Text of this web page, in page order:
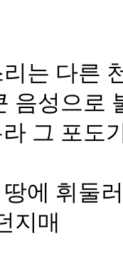
리는 다른
음성으로
그 포도
땅에 휘둘
지매